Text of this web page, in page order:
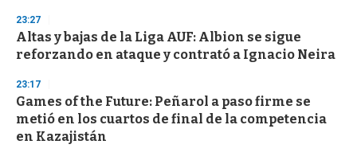
d
s
23:27
Altas y bajas de la Liga AUF: Albion se sigue
reforzando en ataque y contrató a Ignacio Neira
23:17
Games of the Future: Peñarol a paso firme se
metió en los cuartos de final de la competencia
en Kazajistán